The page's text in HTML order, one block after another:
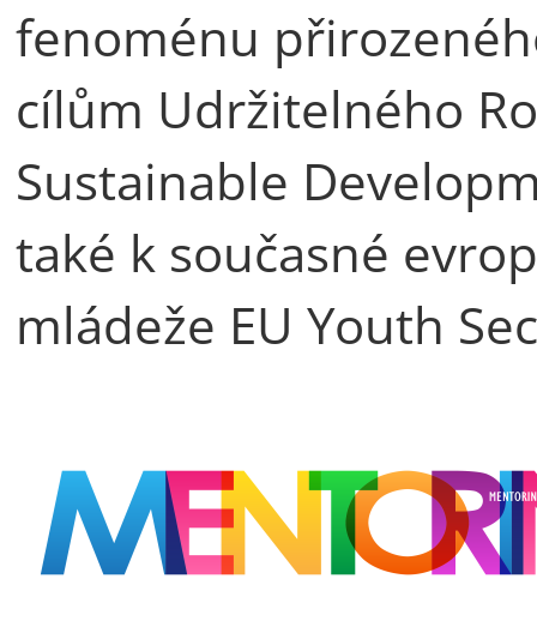
fenoménu
cílům Udržitelného
Sustainable
také k současné
mládeže EU Youth